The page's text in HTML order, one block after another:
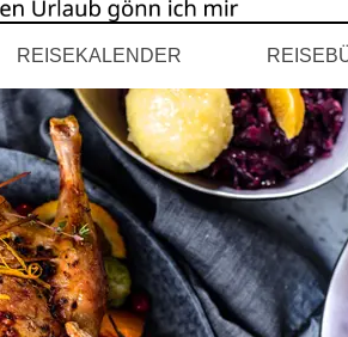
REISEKALENDER